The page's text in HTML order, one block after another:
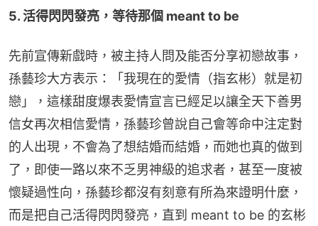
5. 活得閃閃發亮，等待那個 meant to be
先前宣傳新戲時，被主持人問及能否分享初戀故事，
孫藝珍大方表示：「我現在的愛情（指玄彬）就是初
戀」，這樣甜度爆表愛情宣言已經足以讓全天下善男
信女再次相信愛情，孫藝珍曾說自己會等命中注定對
的人出現，不會為了想結婚而結婚，而她也真的做到
了，即使一路以來不乏男神級的追求者，甚至一度被
懷疑過性向，孫藝珍都沒有刻意有所為來證明什麼，
而是把自己活得閃閃發亮，直到 meant to be 的玄彬